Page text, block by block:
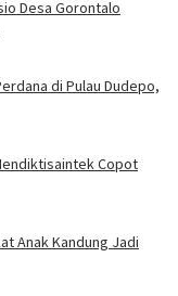
Desa Gorontalo
di Pulau Dudepo,
Copot
Anak Kandung Jadi